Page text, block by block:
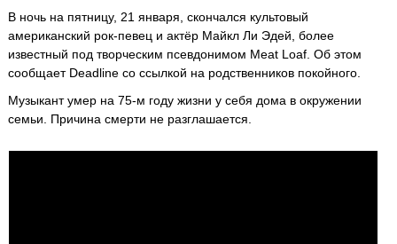
В ночь на пятницу, 21 января, скончался культовый
американский рок-певец и актёр Майкл Ли Эдей, более
известный под творческим псевдонимом Meat Loaf. Об этом
сообщает Deadline со ссылкой на родственников покойного.
Музыкант умер на 75-м году жизни у себя дома в окружении
семьи. Причина смерти не разглашается.